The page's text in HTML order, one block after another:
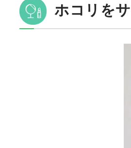
ホコリを